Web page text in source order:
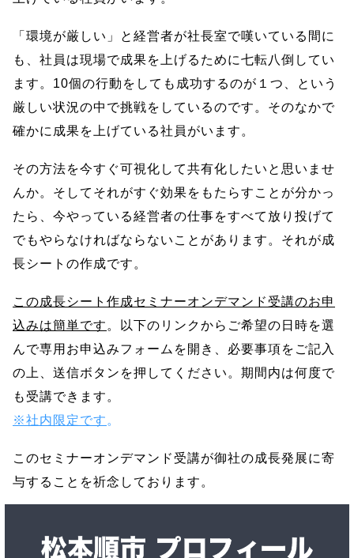
「環境が厳しい」と経営者が社長室で嘆いている間に
も、社員は現場で成果を上げるために七転八倒してい
ます。10個の行動をしても成功するのが１つ、という
厳しい状況の中で挑戦をしているのです。そのなかで
確かに成果を上げている社員がいます。
その方法を今すぐ可視化して共有化したいと思いませ
んか。そしてそれがすぐ効果をもたらすことが分かっ
たら、今やっている経営者の仕事をすべて放り投げて
でもやらなければならないことがあります。それが成
長シートの作成です。
この成長シート作成セミナーオンデマンド受講のお申
込みは簡単です 。以下のリンクからご希望の日時を選
んで専用お申込みフォームを開き、必要事項をご記入
の上、送信ボタンを押してください。期間内は何度で
も受講できます。
※社内限定です 。
このセミナーオンデマンド受講が御社の成長発展に寄
与することを祈念しております。